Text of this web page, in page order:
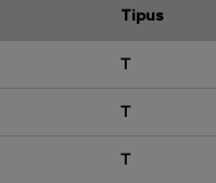
Tipus
T
T
T